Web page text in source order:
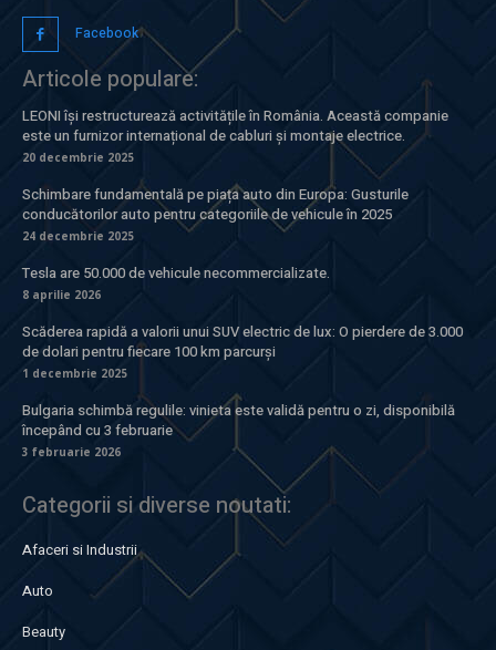
Facebook
Articole populare:
LEONI își restructurează activitățile în România. Această companie
este un furnizor internațional de cabluri și montaje electrice.
20 decembrie 2025
Schimbare fundamentală pe piața auto din Europa: Gusturile
conducătorilor auto pentru categoriile de vehicule în 2025
24 decembrie 2025
Tesla are 50.000 de vehicule necommercializate.
8 aprilie 2026
Scăderea rapidă a valorii unui SUV electric de lux: O pierdere de 3.000
de dolari pentru fiecare 100 km parcurși
1 decembrie 2025
Bulgaria schimbă regulile: vinieta este validă pentru o zi, disponibilă
începând cu 3 februarie
3 februarie 2026
Categorii si diverse noutati:
Afaceri si Industrii
Auto
Beauty